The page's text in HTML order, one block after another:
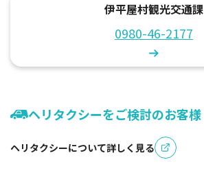
伊平屋村観光交通課
0980-46-2177
ヘリタクシーをご検討のお客様
ヘリタクシーについて詳しく見る